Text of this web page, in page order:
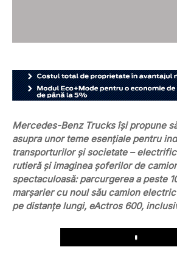
Mercedes-Benz Trucks își propune
asupra unor teme esențiale pentru
transporturilor și societate –
rutieră și imaginea șoferilor de
spectaculoasă: parcurgerea a peste
marșarier cu noul său camion
pe distanțe lungi, eActros 600,
Play